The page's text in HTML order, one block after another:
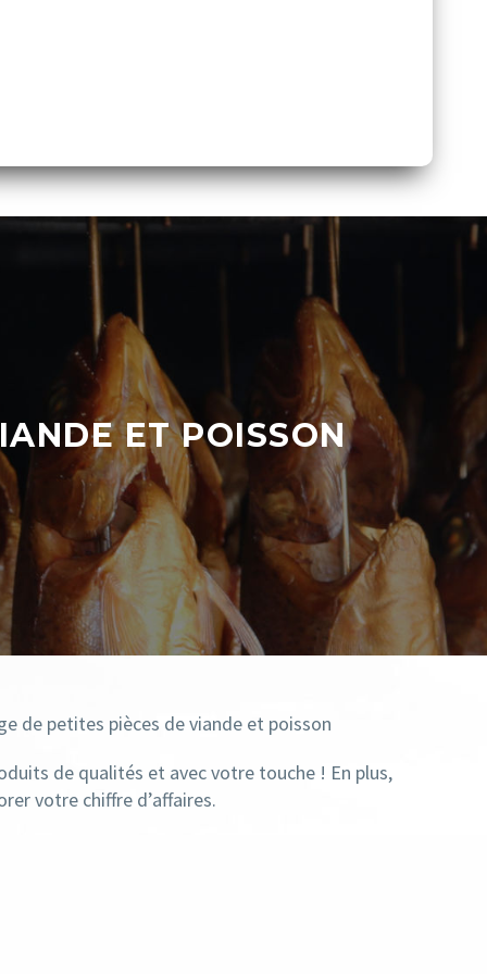
ET POISSON
de petites pièces de viande et poisson
de qualités et avec votre touche ! En plus,
votre chiffre d’affaires.